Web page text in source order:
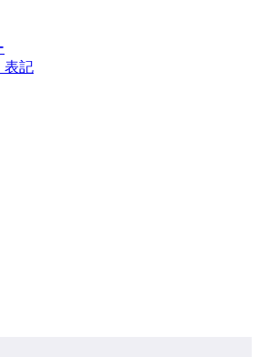
表記